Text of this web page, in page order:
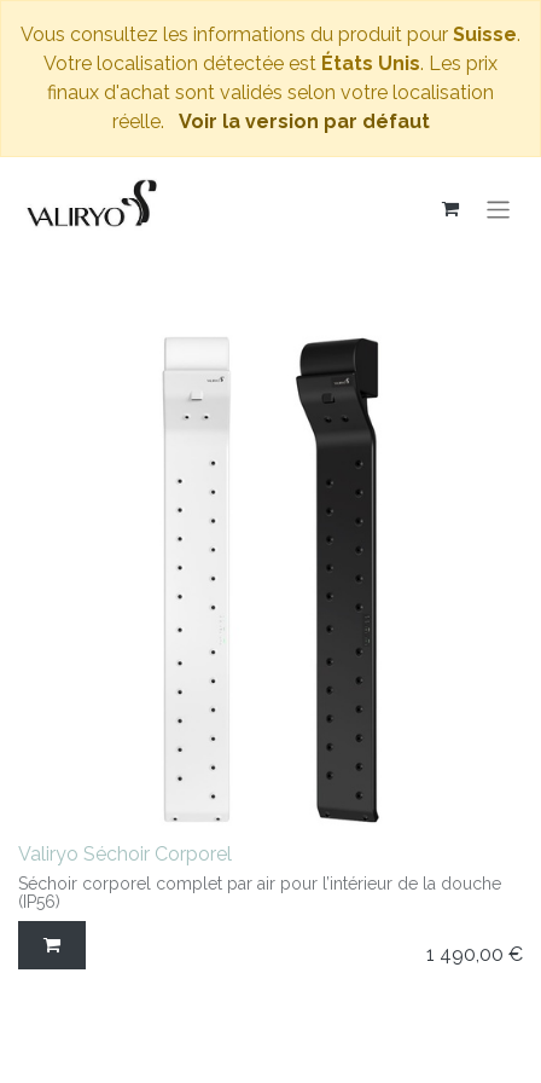
Vous consultez les informations du produit pour Suisse.
Votre localisation détectée est États Unis. Les prix
finaux d'achat sont validés selon votre localisation
réelle.
Voir la version par défaut
Valiryo Séchoir Corporel
Séchoir corporel complet par air pour l’intérieur de la douche
(IP56)
1 490,00 €